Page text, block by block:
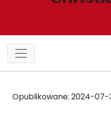
Opublikowane: 2024-07-